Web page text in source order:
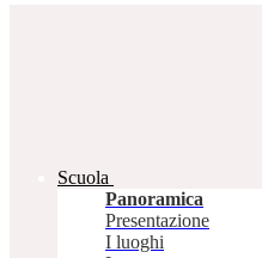
Scuola
Panoramica
Presentazione
I luoghi